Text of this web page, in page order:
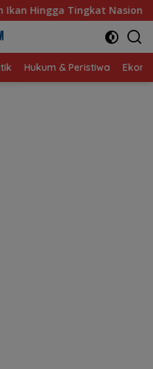
Lomba Masak Serba Ikan
Hukum & Peristiwa